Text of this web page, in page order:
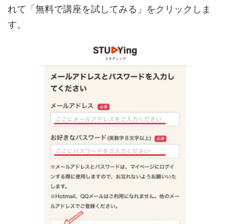
れて「無料で講座を試してみる」をクリックしま
す。